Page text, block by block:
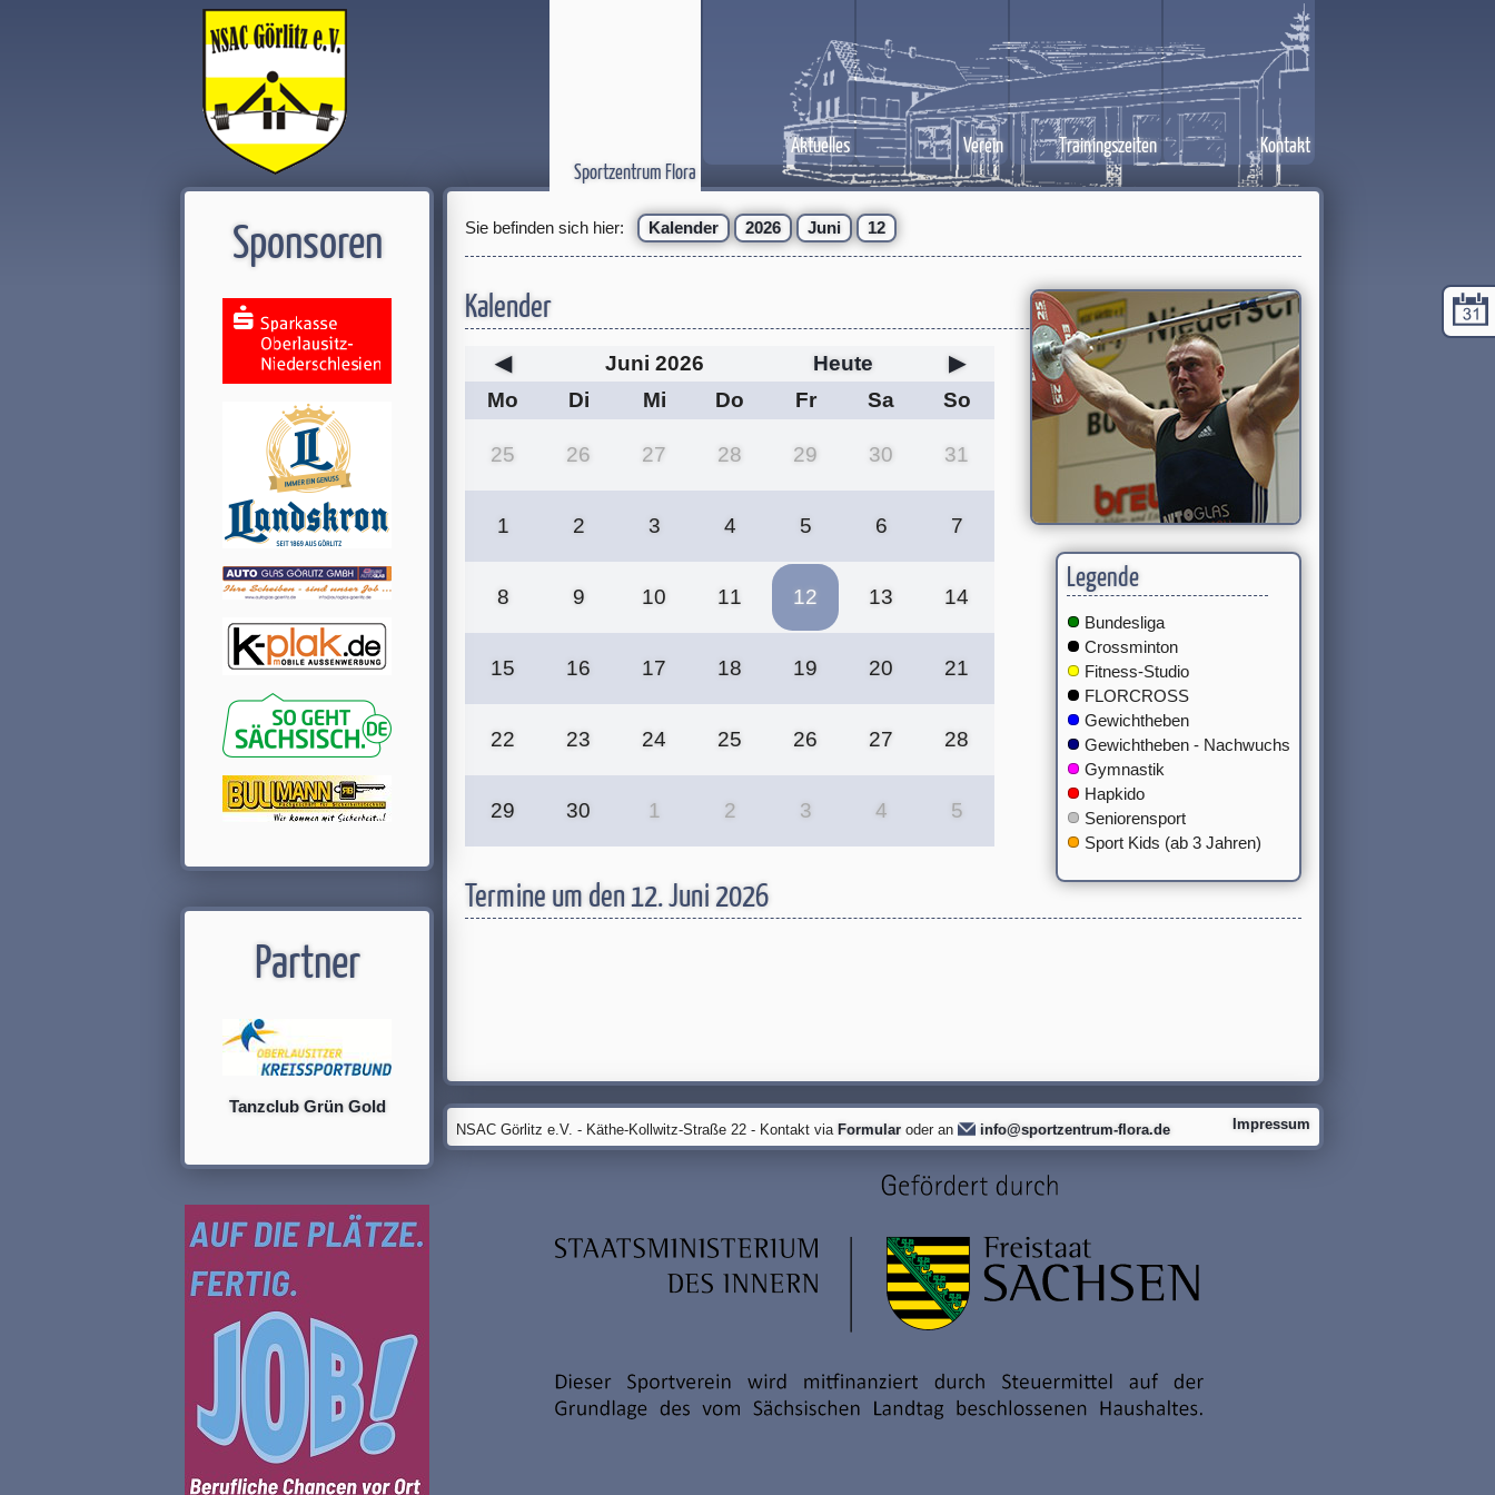
Sportzentrum Flora
Aktuelles Verein Trainingszeiten Kontakt
Sie befinden sich hier: Kalender 2026 Juni 12
Legende
Bundesliga
Crossminton
Fitness-Studio
FLORCROSS
Gewichtheben
Gewichtheben - Nachwuchs
Gymnastik
Hapkido
Seniorensport
Sport Kids (ab 3 Jahren)
Kalender
◀ Juni 2026 Heute
▶
Mo
Di Mi Do Fr Sa So
25 26 27 28 29 30 31
1 2 3 4 5 6 7
8 9 10 11 12 13 14
15 16 17 18 19 20 21
22 23 24 25 26 27 28
29 30 1 2 3 4 5
Termine um den 12. Juni 2026
NSAC Görlitz e.V. - Käthe-Kollwitz-Straße 22 - Kontakt via Formular oder an info@sportzentrum-flora.de Impressum
Sponsoren
Partner
Tanzclub Grün Gold